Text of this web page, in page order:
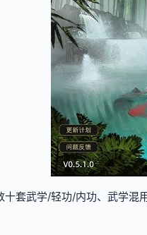
十套武学/轻功/内功、武学混